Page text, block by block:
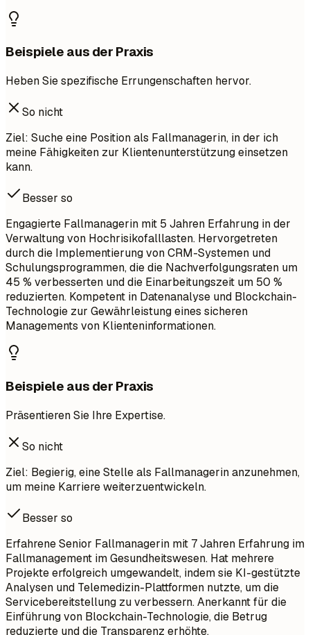
Beispiele aus der Praxis
Heben Sie spezifische Errungenschaften hervor.
So nicht
Ziel: Suche eine Position als Fallmanagerin, in der ich
meine Fähigkeiten zur Klientenunterstützung einsetzen
kann.
Besser so
Engagierte Fallmanagerin mit 5 Jahren Erfahrung in der
Verwaltung von Hochrisikofalllasten. Hervorgetreten
durch die Implementierung von CRM-Systemen und
Schulungsprogrammen, die die Nachverfolgungsraten um
45 % verbesserten und die Einarbeitungszeit um 50 %
reduzierten. Kompetent in Datenanalyse und Blockchain-
Technologie zur Gewährleistung eines sicheren
Managements von Klienteninformationen.
Beispiele aus der Praxis
Präsentieren Sie Ihre Expertise.
So nicht
Ziel: Begierig, eine Stelle als Fallmanagerin anzunehmen,
um meine Karriere weiterzuentwickeln.
Besser so
Erfahrene Senior Fallmanagerin mit 7 Jahren Erfahrung im
Fallmanagement im Gesundheitswesen. Hat mehrere
Projekte erfolgreich umgewandelt, indem sie KI-gestützte
Analysen und Telemedizin-Plattformen nutzte, um die
Servicebereitstellung zu verbessern. Anerkannt für die
Einführung von Blockchain-Technologie, die Betrug
reduzierte und die Transparenz erhöhte.